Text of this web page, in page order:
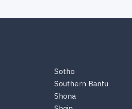
Sotho
Southern Bantu
Shona